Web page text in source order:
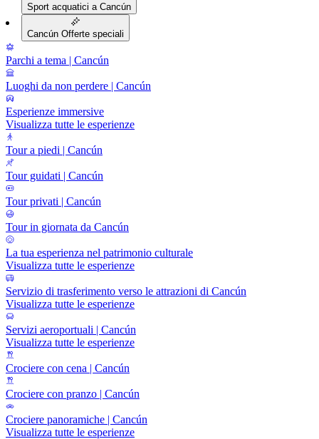
Sport acquatici a Cancún
Cancún Offerte speciali
Parchi a tema | Cancún
Luoghi da non perdere | Cancún
Esperienze immersive
Visualizza tutte le esperienze
Tour a piedi | Cancún
Tour guidati | Cancún
Tour privati | Cancún
Tour in giornata da Cancún
La tua esperienza nel patrimonio culturale
Visualizza tutte le esperienze
Servizio di trasferimento verso le attrazioni di Cancún
Visualizza tutte le esperienze
Servizi aeroportuali | Cancún
Visualizza tutte le esperienze
Crociere con cena | Cancún
Crociere con pranzo | Cancún
Crociere panoramiche | Cancún
Visualizza tutte le esperienze